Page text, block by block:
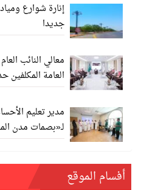
جديدا
معالي النائب
العامة المكلفين
مدير تعليم
لـ«بصمات مدن
أفسام الموقع